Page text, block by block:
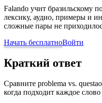
Falando учит бразильскому
лексику, аудио, примеры и
сложные пары не
Начать бесплатноВойти
Краткий ответ
Сравните problema vs.
когда подходит каждое